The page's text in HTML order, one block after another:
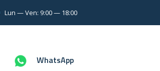
Lun — Ven: 9:00 — 18:00
WhatsApp